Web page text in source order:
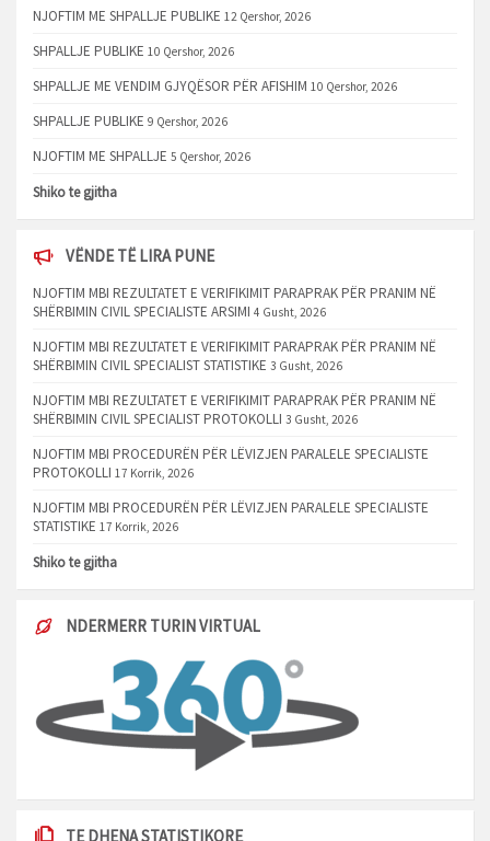
NJOFTIM ME SHPALLJE PUBLIKE 12 Qershor, 2026
SHPALLJE PUBLIKE 10 Qershor, 2026
SHPALLJE ME VENDIM GJYQËSOR PËR AFISHIM 10 Qershor, 2026
SHPALLJE PUBLIKE 9 Qershor, 2026
NJOFTIM ME SHPALLJE 5 Qershor, 2026
Shiko te gjitha
VËNDE TË LIRA PUNE
NJOFTIM MBI REZULTATET E VERIFIKIMIT PARAPRAK PËR PRANIM NË
SHËRBIMIN CIVIL SPECIALISTE ARSIMI 4 Gusht, 2026
NJOFTIM MBI REZULTATET E VERIFIKIMIT PARAPRAK PËR PRANIM NË
SHËRBIMIN CIVIL SPECIALIST STATISTIKE 3 Gusht, 2026
NJOFTIM MBI REZULTATET E VERIFIKIMIT PARAPRAK PËR PRANIM NË
SHËRBIMIN CIVIL SPECIALIST PROTOKOLLI 3 Gusht, 2026
NJOFTIM MBI PROCEDURËN PËR LËVIZJEN PARALELE SPECIALISTE
PROTOKOLLI 17 Korrik, 2026
NJOFTIM MBI PROCEDURËN PËR LËVIZJEN PARALELE SPECIALISTE
STATISTIKE 17 Korrik, 2026
Shiko te gjitha
NDERMERR TURIN VIRTUAL
TE DHENA STATISTIKORE